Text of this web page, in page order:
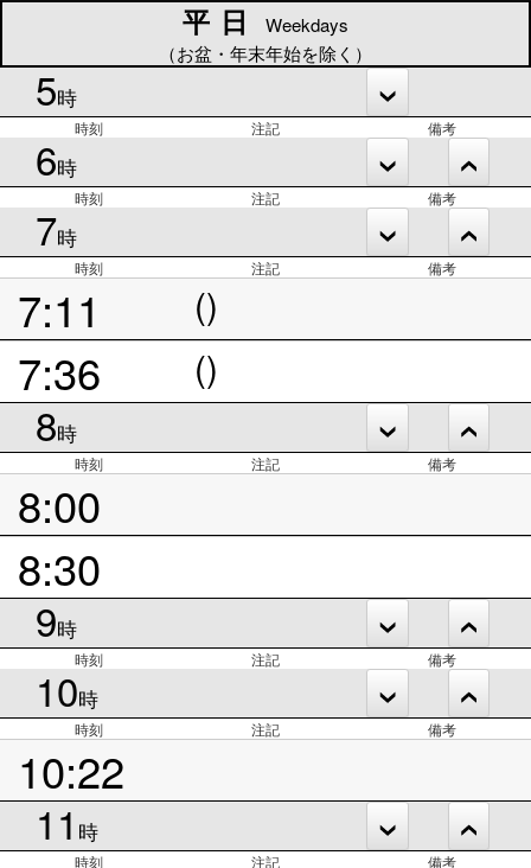
平日
Weekdays
（お盆・年末年始を除く）
5時
時刻 注記 備考
6時
時刻 注記 備考
7時
時刻 注記 備考
7:11 ()
7:36 ()
8時
時刻 注記 備考
8:00
8:30
9時
時刻 注記 備考
10時
時刻 注記 備考
10:22
11 時
時刻 注記 備考